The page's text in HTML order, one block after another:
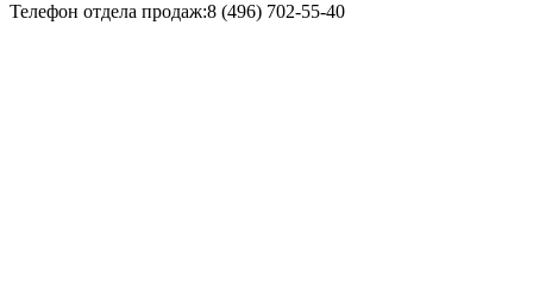
Телефон отдела продаж:8 (496) 702-55-40